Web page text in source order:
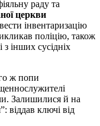
раду та
церкви
інвентаризацію
поліцію, також
інших сусідніх
ж попи
Залишилися й на
віддав ключі від